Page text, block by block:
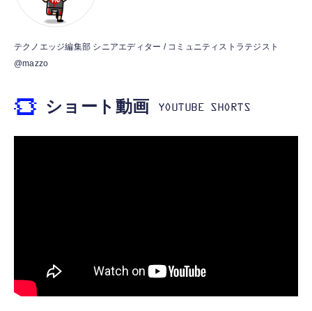
【HIFI音質】iphone イヤホンジャック ライ
￥999
霊界コミュニケーションロボット BAKETAN
ジングベース付き ロペット 充電ベース付き
テクノエッジ編集部 シニアエディター / コミュニティストラテジスト
@mazzo
ショート動画